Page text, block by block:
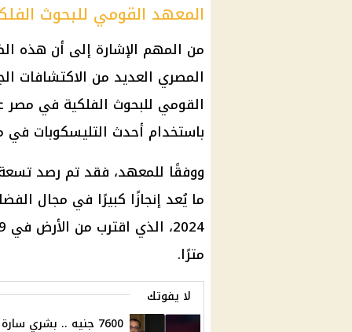
المعهد القومي للبحوث
من المهم الإشارة إلى أن هذه
المصري العديد من الاكتشافات
القومي للبحوث الفلكية في
باستخدام أحدث التليسكوبات في
ووفقًا للمعهد، فقد تم رصد
مترًا.
لا يفوتك